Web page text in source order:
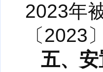
2023年
〔2023
五、